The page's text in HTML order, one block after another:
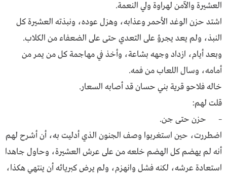
العشيرة والآمن لهراوة ولي النعمة.
اشتد حزن الوغد الأحمر وعذابه، وهزل عوده، ونبذته العشيرة كل
النبذ، ولم يعد يجرؤ على التعدي حتى على الضعفاء من الكلاب.
وبعد أيام، ازداد وجهه بشاعة، وأخذ في مهاجمة كل من يمر من
أمامه، وسال اللعاب من فمه.
خاله فلاحو قرية بني حسان قد أصابه السعار.
قلت لهم:
– حزن حتى جن.
اضطررت، حين استغربوا وصف الجنون الذي أدليت به، أن أشرح لهم
أنه لم يهضم كل الهضم خلعه من على عرش العشيرة، وحاول جاهدا
استعادة عرشه، لكنه فشل وانهزم، ولم يرض كبريائه أن ينتهي هكذا،